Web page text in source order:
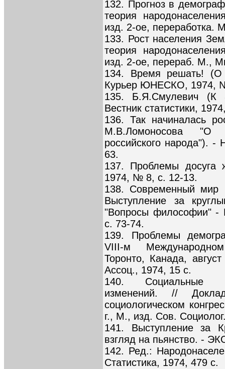
132. Прогноз в
теория
изд. 2-ое, переработка.
133. Рост населения
теория
изд. 2-ое, перераб. М.,
134. Время решать! (О
Курьер ЮНЕСКО, 1974,
135. Б.Я.Смулевич (К
Вестник статистики,
136. Так начиналась
М.В.Ломоносова "О
российского народа").
63.
137. Проблемы досуга
1974, № 8, с. 12-13.
138. Современный мир
Выступление за
"Вопросы философии"
с. 73-74.
139. Проблемы
VIII-м Международном
Торонто, Канада,
Ассоц., 1974, 15 с.
140. Социальные
изменений. //
социологическом
г., М., изд. Сов.
141. Выступление за
взгляд на пьянство. -
142. Ред.:
Статистика, 1974, 479 с.